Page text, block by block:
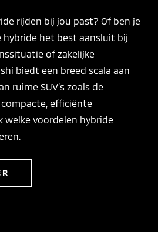
rijden bij jou past? Of ben je
hybride het best aansluit bij
of zakelijke
biedt een breed scala aan
ruime SUV’s zoals de
efficiënte
welke voordelen hybride